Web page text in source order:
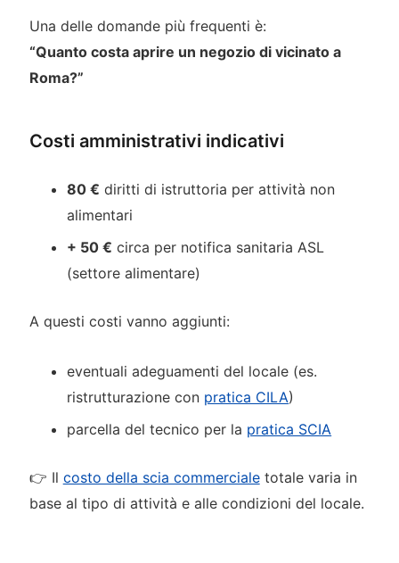
Una delle domande più frequenti è:
“Quanto costa aprire un negozio di vicinato a
Roma?”
Costi amministrativi indicativi
80 € diritti di istruttoria per attività non
alimentari
+ 50 € circa per notifica sanitaria ASL
(settore alimentare)
A questi costi vanno aggiunti:
eventuali adeguamenti del locale (es.
ristrutturazione con pratica CILA)
parcella del tecnico per la pratica SCIA
👉 Il costo della scia commercialetotale varia in
base al tipo di attività e alle condizioni del locale.